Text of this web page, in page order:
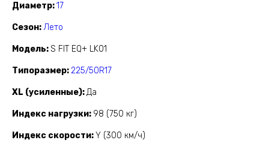
Диаметр 17
Сезон Лето
Модель S FIT EQ+ LK01
Типоразмер 225/50R17
XL (усиленные) Да
Индекс нагрузки 98 (750 кг)
Индекс скорости Y (300 км/ч)